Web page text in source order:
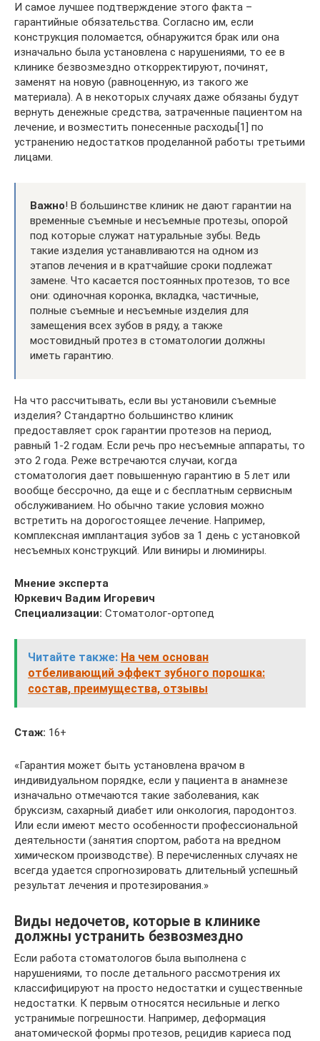
И самое лучшее подтверждение этого факта –
гарантийные обязательства. Согласно им, если
конструкция поломается, обнаружится брак или она
изначально была установлена с нарушениями, то ее в
клинике безвозмездно откорректируют, починят,
заменят на новую (равноценную, из такого же
материала). А в некоторых случаях даже обязаны будут
вернуть денежные средства, затраченные пациентом на
лечение, и возместить понесенные расходы[1] по
устранению недостатков проделанной работы третьими
лицами.
Важно! В большинстве клиник не дают гарантии на
временные съемные и несъемные протезы, опорой
под которые служат натуральные зубы. Ведь
такие изделия устанавливаются на одном из
этапов лечения и в кратчайшие сроки подлежат
замене. Что касается постоянных протезов, то все
они: одиночная коронка, вкладка, частичные,
полные съемные и несъемные изделия для
замещения всех зубов в ряду, а также
мостовидный протез в стоматологии должны
иметь гарантию.
На что рассчитывать, если вы установили съемные
изделия? Стандартно большинство клиник
предоставляет срок гарантии протезов на период,
равный 1-2 годам. Если речь про несъемные аппараты, то
это 2 года. Реже встречаются случаи, когда
стоматология дает повышенную гарантию в 5 лет или
вообще бессрочно, да еще и с бесплатным сервисным
обслуживанием. Но обычно такие условия можно
встретить на дорогостоящее лечение. Например,
комплексная имплантация зубов за 1 день с установкой
несъемных конструкций. Или виниры и люминиры.
Мнение эксперта
Юркевич Вадим Игоревич
Специализации: Стоматолог-ортопед
Читайте также: На чем основан
отбеливающий эффект зубного порошка:
состав, преимущества, отзывы
Стаж: 16+
«Гарантия может быть установлена врачом в
индивидуальном порядке, если у пациента в анамнезе
изначально отмечаются такие заболевания, как
бруксизм, сахарный диабет или онкология, пародонтоз.
Или если имеют место особенности профессиональной
деятельности (занятия спортом, работа на вредном
химическом производстве). В перечисленных случаях не
всегда удается спрогнозировать длительный успешный
результат лечения и протезирования.»
Виды недочетов, которые в клинике
должны устранить безвозмездно
Если работа стоматологов была выполнена с
нарушениями, то после детального рассмотрения их
классифицируют на просто недостатки и существенные
недостатки. К первым относятся несильные и легко
устранимые погрешности. Например, деформация
анатомической формы протезов, рецидив кариеса под